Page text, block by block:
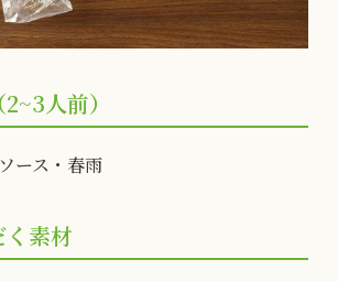
人前）
ース・春雨
く素材